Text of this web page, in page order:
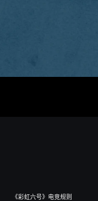
《彩虹六号》电竞规则